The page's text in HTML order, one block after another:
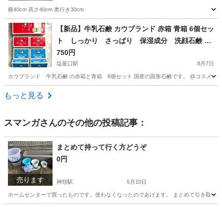
横40cm 高さ40cm 奥行き30cm
愛知 豊田市 末野原駅 生活雑貨
【新品】牛乳石鹸 カウブランド 赤箱 青箱 6個セッ
ト しっかり さっぱり 保湿成分 洗顔石鹸 ボ
ディソープ 肌に優しい
750円
塩釜口駅 8月7日
カウブランド 牛乳石鹸 の赤箱と青箱 6個セット 国産の固形石鹸です。 @コスメ
愛知 名古屋市
もっと見る
スマンガさんのその他の投稿記事：
売ります
まとめて持って行く方どうぞ
0円
神領駅 5月10日
ホームセンターで買ったものです。使わなくなったのであげます。 まとめて引き取っ